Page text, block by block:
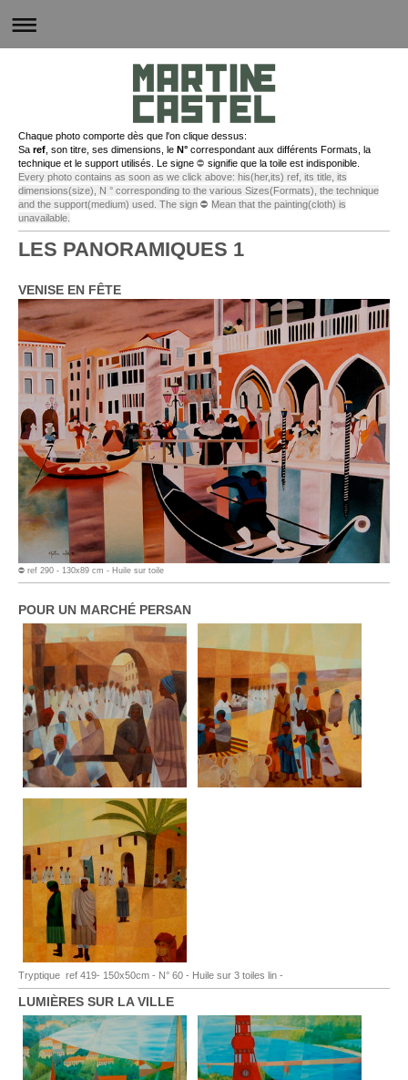
Chaque photo comporte dès que l'on clique dessus:
Sa ref , son titre, ses dimensions, le N° correspondant aux différents Formats, la
technique et le support utilisés. Le signe ⛔ signifie que la toile est indisponible.
Every photo contains as soon as we click above: his(her,its) ref, its title, its
dimensions(size), N ° corresponding to the various Sizes(Formats), the technique
and the support(medium) used. The sign ⛔ Mean that the painting(cloth) is
unavailable.
LES PANORAMIQUES 1
VENISE EN FÊTE
⛔ ref 290 - 130x89 cm - Huile sur toile
POUR UN MARCHÉ PERSAN
Tryptique ref 419- 150x50cm - N° 60 - Huile sur 3 toiles lin -
LUMIÈRES SUR LA VILLE